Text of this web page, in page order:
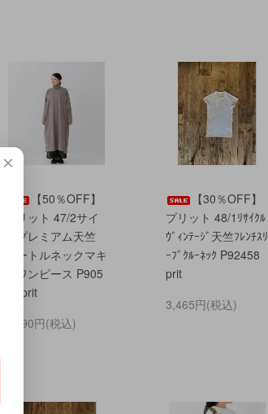
【50％OFF】
プリット 47/2サイ
ロプレミアム天竺
タートルネックマキ
シワンピース P905
49 prit
7,590円(税込)
【30％OFF】
プリット 48/1ﾘｻｲｸﾙ
ｳﾞｨﾝﾃｰｼﾞ天竺ﾌﾚﾝﾁｽﾘ
ｰﾌﾞｸﾙｰﾈｯｸ P92458
prit
3,465円(税込)
×